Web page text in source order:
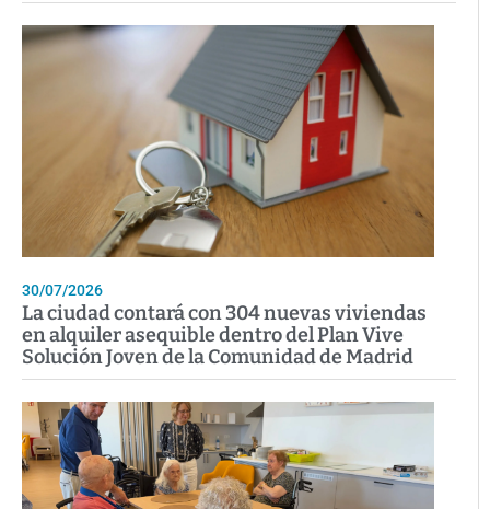
30/07/2026
La ciudad contará con 304 nuevas viviendas
en alquiler asequible dentro del Plan Vive
Solución Joven de la Comunidad de Madrid